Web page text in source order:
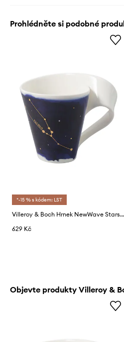
Prohlédněte si podobné
*-15 % s kódem: LST
Villeroy & Boch Hrnek NewWave Stars, Byk
629 Kč
Objevte produkty Villeroy &